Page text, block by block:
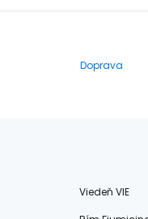
Doprava
Viedeň VIE